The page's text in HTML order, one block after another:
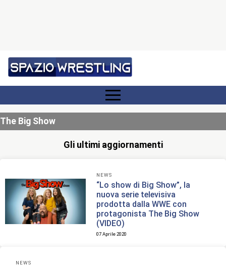
The Big Show
Gli ultimi aggiornamenti
NEWS
“Lo show di Big Show”, la
nuova serie televisiva
prodotta dalla WWE con
protagonista The Big Show
(VIDEO)
07 Aprile 2020
NEWS